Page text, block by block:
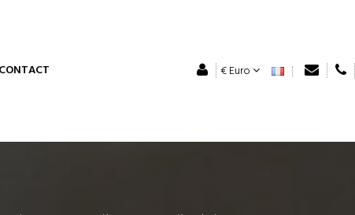
CONTACT € Euro